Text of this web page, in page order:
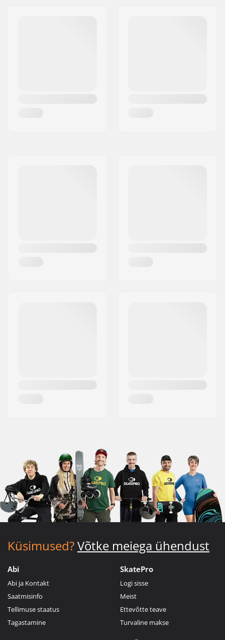
Küsimused?Võtke meiega ühendust
Abi
Abi ja Kontakt
Saatmisinfo
Tellimuse staatus
Tagastamine
SkatePro
Logi sisse
Meist
Ettevõtte teave
Turvaline makse